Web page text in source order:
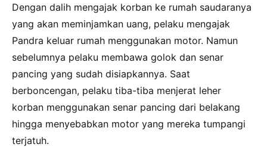
Dengan dalih mengajak korban ke rumah saudaranya
yang akan meminjamkan uang, pelaku mengajak
Pandra keluar rumah menggunakan motor. Namun
sebelumnya pelaku membawa golok dan senar
pancing yang sudah disiapkannya. Saat
berboncengan, pelaku tiba-tiba menjerat leher
korban menggunakan senar pancing dari belakang
hingga menyebabkan motor yang mereka tumpangi
terjatuh.